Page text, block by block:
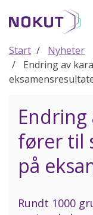
hovedinnhold
Start
Nyheter
Endring av
fører til
på
Rundt 1000